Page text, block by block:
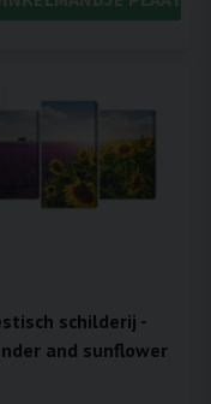
schilderij -
and sunflower